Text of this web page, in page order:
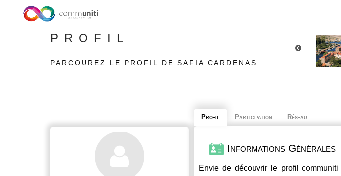
PROFIL
PARCOUREZ LE PROFIL DE SAFIA CARDENAS
Profil Participation Réseau
Informations Générales
Envie de découvrir le profil communiti